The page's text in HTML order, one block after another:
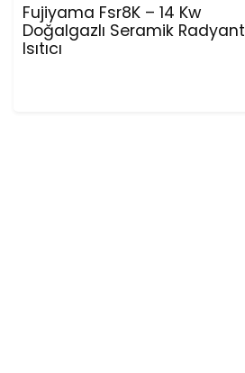
Fujiyama Fsr8K – 14 Kw
Doğalgazlı Seramik Radyant
Isıtıcı